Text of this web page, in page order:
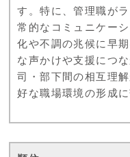
す。特に、管理職が
常的なコミュニケー
化や不調の兆候に早
な声かけや支援につ
司・部下間の相互理
好な職場環境の形成に